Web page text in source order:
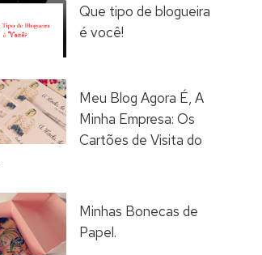
Que tipo de blogueira
é você!
Meu Blog Agora É, A
Minha Empresa: Os
Cartões de Visita do
Minhas Bonecas de
Papel.